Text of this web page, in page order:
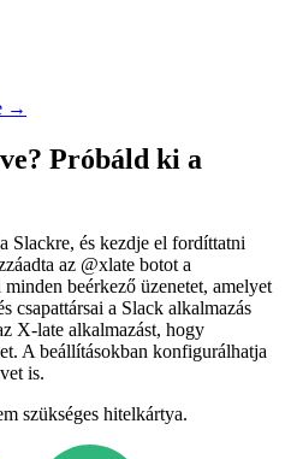
→
Próbáld ki a
Slackre, és kezdje el fordíttatni
az @xlate botot a
beérkező üzenetet, amelyet
csapattársai a Slack alkalmazás
X-late alkalmazást, hogy
A beállításokban konfigurálhatja
is.
szükséges hitelkártya.